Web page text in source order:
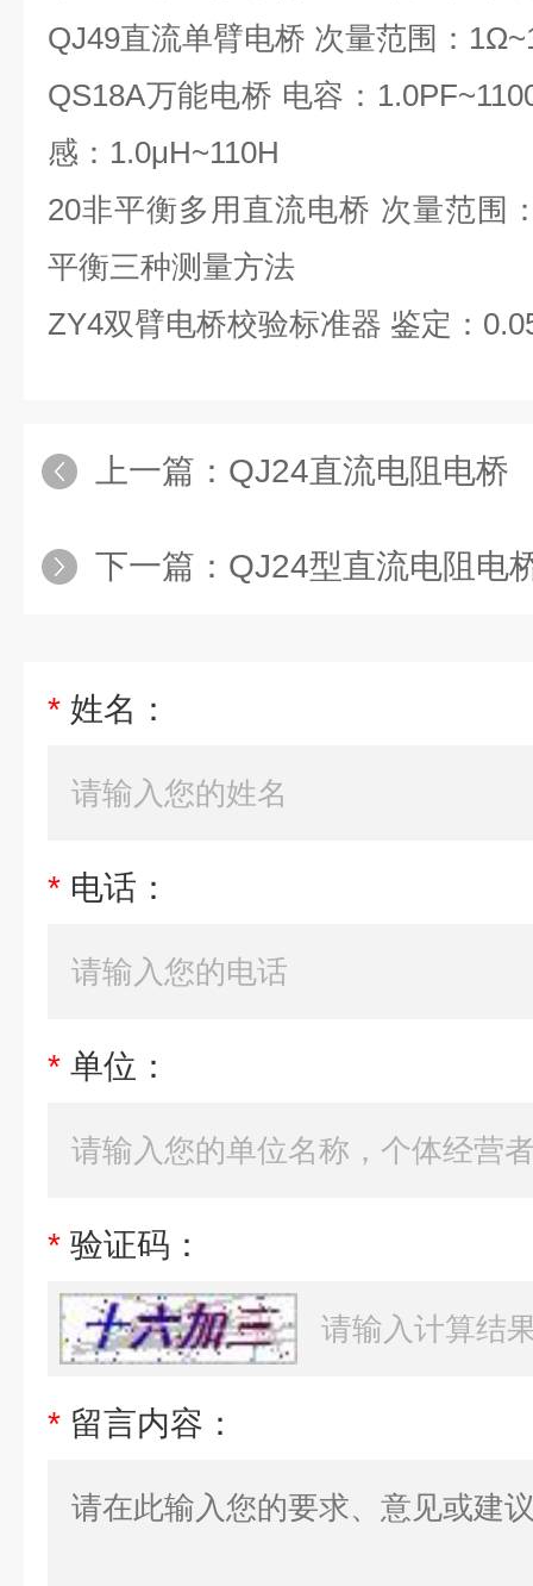
QJ49直流单臂电桥 次量范围：
QS18A万能电桥 电容：
感：1.0μH~110H
20非平衡多用直流电桥 次量范围
平衡三种测量方法
ZY4双臂电桥校验标准器 鉴定：
上一篇： QJ24直流电阻电桥
下一篇： QJ24型直流电阻电
* 姓名：
* 电话：
* 单位：
* 验证码：
* 留言内容：